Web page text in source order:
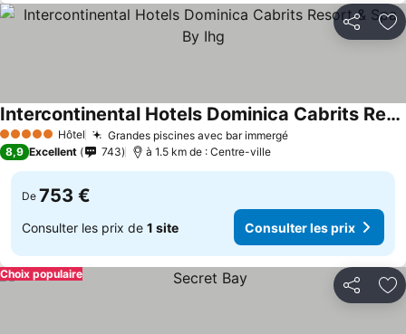
Partager
5 Étoiles Hôtel Grandes piscines avec bar immergé
Intercontinental Hotels Dominica Cabrits Resort & Spa By Ihg
8,9 Excellent 743 à 1.5 km de : Centre-ville
De 753 €
Consulter les prix de 1 site Consulter les prix
Partager
Choix populaire